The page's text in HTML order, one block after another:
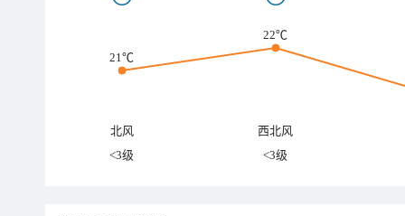
21℃
22℃
北风
西北风
<3级
<3级